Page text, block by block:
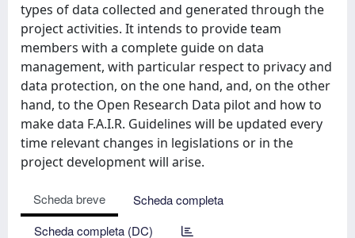
types of data collected and generated through the
project activities. It intends to provide team
members with a complete guide on data
management, with particular respect to privacy and
data protection, on the one hand, and, on the other
hand, to the Open Research Data pilot and how to
make data F.A.I.R. Guidelines will be updated every
time relevant changes in legislations or in the
project development will arise.
Scheda breve
Scheda completa
Scheda completa (DC)